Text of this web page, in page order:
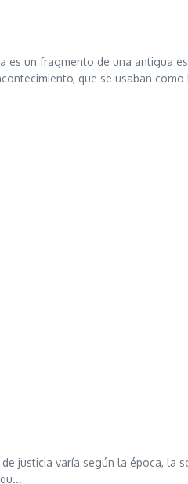
es un fragmento de una antigua
que se usaban como
justicia varía según la época, la